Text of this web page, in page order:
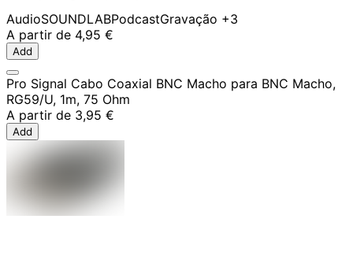
AudioSOUNDLABPodcastGravação +3
A partir de 4,95 €
Add
Pro Signal Cabo Coaxial BNC Macho para BNC Macho,
RG59/U, 1m, 75 Ohm
A partir de 3,95 €
Add